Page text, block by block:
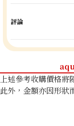
評論
上述參考收購價格將
此外，金額亦因形狀